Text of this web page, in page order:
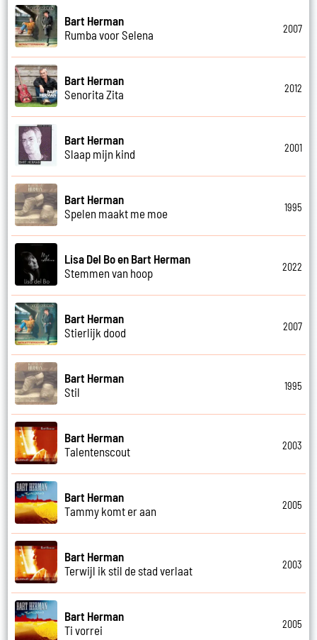
Bart Herman
Rumba voor Selena
2007
Bart Herman
Senorita Zita
2012
Bart Herman
Slaap mijn kind
2001
Bart Herman
Spelen maakt me moe
1995
Lisa Del Bo en Bart Herman
Stemmen van hoop
2022
Bart Herman
Stierlijk dood
2007
Bart Herman
Stil
1995
Bart Herman
Talentenscout
2003
Bart Herman
Tammy komt er aan
2005
Bart Herman
Terwijl ik stil de stad verlaat
2003
Bart Herman
Ti vorrei
2005